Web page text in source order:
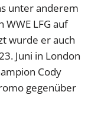
unter anderem
LFG auf
wurde er auch
Juni in London
Cody
gegenüber